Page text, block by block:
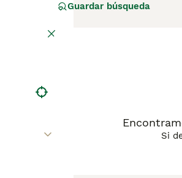
los años como buenos
página de
Guardar búsqueda
Si